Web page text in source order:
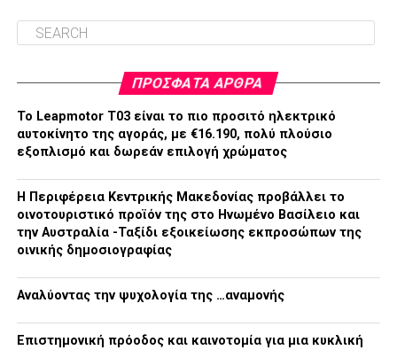
ΠΡΌΣΦΑΤΑ ΆΡΘΡΑ
Το Leapmotor T03 είναι το πιο προσιτό ηλεκτρικό
αυτοκίνητο της αγοράς, με €16.190, πολύ πλούσιο
εξοπλισμό και δωρεάν επιλογή χρώματος
H Περιφέρεια Κεντρικής Μακεδονίας προβάλλει το
οινοτουριστικό προϊόν της στο Ηνωμένο Βασίλειο και
την Αυστραλία -Ταξίδι εξοικείωσης εκπροσώπων της
οινικής δημοσιογραφίας
Αναλύοντας την ψυχολογία της …αναμονής
Επιστημονική πρόοδος και καινοτομία για μια κυκλική